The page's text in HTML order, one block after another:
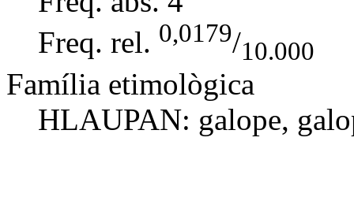
Freq. rel. 0,0179/10.000
Família etimològica
HLAUPAN: galope,